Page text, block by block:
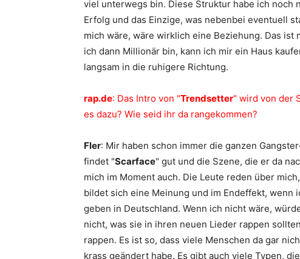
viel unterwegs bin. Diese Struktur habe ich noch
Erfolg und das Einzige, was nebenbei eventuell
mich wäre, wäre wirklich eine Beziehung. Das
ich dann Millionär bin, kann ich mir ein Haus
langsam in die ruhigere Richtung.
rap.de: Das Intro von "Trendsetter" wird von der
es dazu? Wie seid ihr da rangekommen?
Fler: Mir haben schon immer die ganzen
findet "Scarface" gut und die Szene, die er da
mich im Moment auch. Die Leute reden über
bildet sich eine Meinung und im Endeffekt,
geben in Deutschland. Wenn ich nicht wäre,
nicht, was sie in ihren neuen Lieder rappen
rappen. Es ist so, dass viele Menschen da gar
krass geändert habe. Es gibt auch viele Typen,